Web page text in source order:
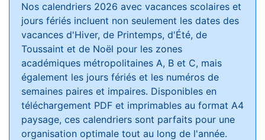
Nos calendriers 2026 avec vacances scolaires et
jours fériés incluent non seulement les dates des
vacances d'Hiver, de Printemps, d'Été, de
Toussaint et de Noël pour les zones
académiques métropolitaines A, B et C, mais
également les jours fériés et les numéros de
semaines paires et impaires. Disponibles en
téléchargement PDF et imprimables au format A4
paysage, ces calendriers sont parfaits pour une
organisation optimale tout au long de l'année.